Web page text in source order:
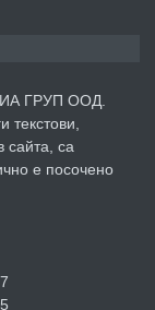
преди 5 дни
Хасково кв.
ГРУП ООД.
текстови,
сайта, са
е посочено